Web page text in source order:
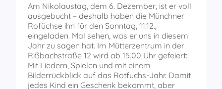
Am Nikolaustag, dem 6. Dezember, ist er voll
ausgebucht – deshalb haben die Münchner
Rofüchse ihn für den Sonntag, 11.12.,
eingeladen. Mal sehen, was er uns in diesem
Jahr zu sagen hat. Im Mütterzentrum in der
Rißbachstraße 12 wird ab 15.00 Uhr gefeiert:
Mit Liedern, Spielen und mit einem
Bilderrückblick auf das Rotfuchs-Jahr. Damit
jedes Kind ein Geschenk bekommt, aber